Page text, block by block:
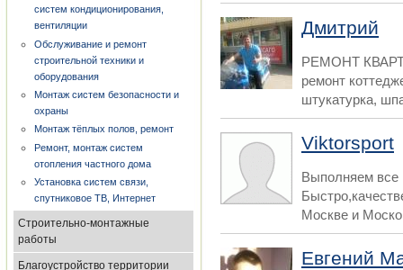
систем кондиционирования,
вентиляции
Обслуживание и ремонт
строительной техники и
оборудования
Монтаж систем безопасности и
охраны
Монтаж тёплых полов, ремонт
Ремонт, монтаж систем
отопления частного дома
Установка систем связи,
спутниковое ТВ, Интернет
Строительно-монтажные
работы
Благоустройство территории
Дмитрий
РЕМОНТ
ремонт
штукатурка,
Viktorsport
Выполняем все
Москве и
Евгений